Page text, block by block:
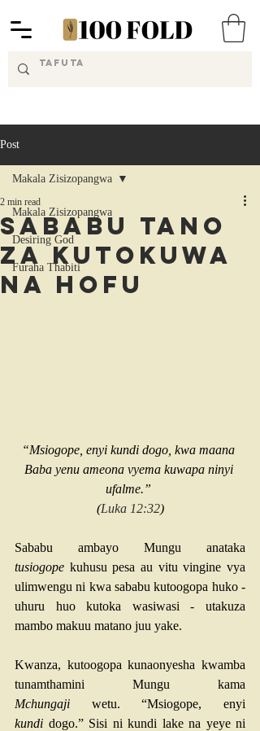
Post
Makala Zisizopangwa
Desiring God
Furaha Thabiti
Makala Zisizopangwa
Sababu Tano
za Kutokuwa
na hofu
2 min read
“Msiogope, enyi kundi dogo, kwa maana
Baba yenu ameona vyema kuwapa ninyi
ufalme.”
(Luka 12:32)
tusiogope kuhusu pesa au vitu vingine vya
ulimwengu ni kwa sababu kutoogopa huko -
uhuru huo kutoka wasiwasi - utakuza
mambo makuu matano juu yake.
Kwanza, kutoogopa kunaonyesha kwamba
Mchungaji
kundi dogo.” Sisi ni kundi lake na yeye ni